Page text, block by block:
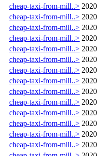
cheap-taxi-from-mill..>
cheap-taxi-from-mill..>
cheap-taxi-from-mill..>
cheap-taxi-from-mill..>
cheap-taxi-from-mill..>
cheap-taxi-from-mill..>
cheap-taxi-from-mill..>
cheap-taxi-from-mill..>
cheap-taxi-from-mill..>
cheap-taxi-from-mill..>
cheap-taxi-from-mill..>
cheap-taxi-from-mill..>
cheap-taxi-from-mill..>
cheap-taxi-from-mill..>